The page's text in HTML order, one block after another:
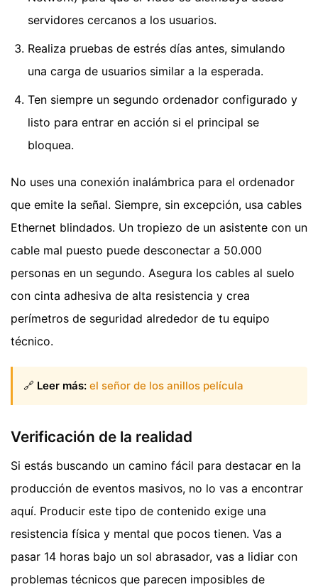
servidores cercanos a los usuarios.
Realiza pruebas de estrés días antes, simulando
una carga de usuarios similar a la esperada.
Ten siempre un segundo ordenador configurado y
listo para entrar en acción si el principal se
bloquea.
No uses una conexión inalámbrica para el ordenador
que emite la señal. Siempre, sin excepción, usa cables
Ethernet blindados. Un tropiezo de un asistente con un
cable mal puesto puede desconectar a 50.000
personas en un segundo. Asegura los cables al suelo
con cinta adhesiva de alta resistencia y crea
perímetros de seguridad alrededor de tu equipo
técnico.
🔗 Leer más: el señor de los anillos película
Verificación de la realidad
Si estás buscando un camino fácil para destacar en la
producción de eventos masivos, no lo vas a encontrar
aquí. Producir este tipo de contenido exige una
resistencia física y mental que pocos tienen. Vas a
pasar 14 horas bajo un sol abrasador, vas a lidiar con
problemas técnicos que parecen imposibles de